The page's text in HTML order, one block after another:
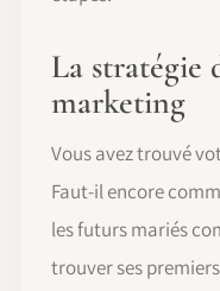
La stratégie
marketing
Vous avez trouvé
Faut-il encore
les futurs mariés
trouver ses